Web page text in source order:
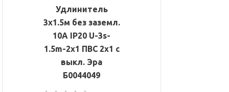
Удлинитель
3х1.5м без заземл.
10А IP20 U-3s-
1.5m-2х1 ПВС 2х1 с
выкл. Эра
Б0044049